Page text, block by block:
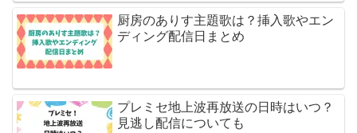
厨房のありす主題歌は？挿入歌やエン
ディング配信日まとめ
プレミセ地上波再放送の日時はいつ？
見逃し配信についても